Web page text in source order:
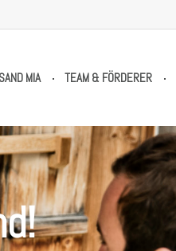
MIA TEAM & FÖRDERER